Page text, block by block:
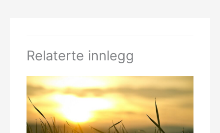
Relaterte innlegg